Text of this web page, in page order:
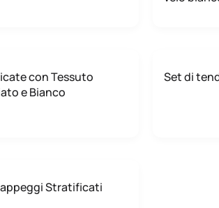
con Tessuto
e Bianco
Set di
Stratificati